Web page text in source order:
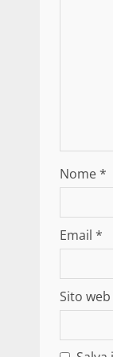
Nome*
Email *
Sito web